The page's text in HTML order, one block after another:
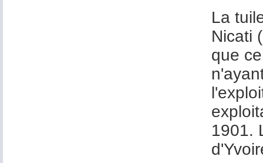
La
Nicati
que
1901.